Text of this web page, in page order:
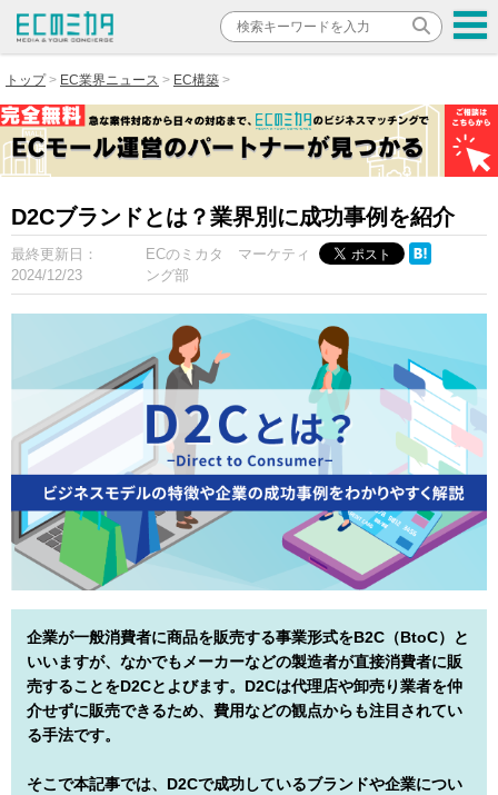
トップ EC業界ニュース EC構築
D2Cブランドとは？業界別に成功事例を紹介
最終更新日：
2024/12/23
ECのミカタ マーケティ
ング部
企業が一般消費者に商品を販売する事業形式をB2C（BtoC）と
いいますが、なかでもメーカーなどの製造者が直接消費者に販
売することをD2Cとよびます。D2Cは代理店や卸売り業者を仲
介せずに販売できるため、費用などの観点からも注目されてい
る手法です。
そこで本記事では、D2Cで成功しているブランドや企業につい